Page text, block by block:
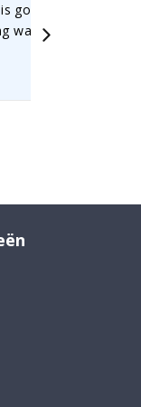
goed gelukt en de
was snel.